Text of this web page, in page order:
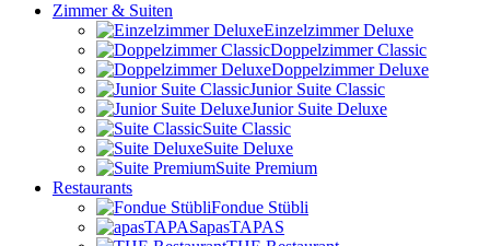
Zimmer & Suiten
Einzelzimmer Deluxe
Doppelzimmer Classic
Doppelzimmer Deluxe
Junior Suite Classic
Junior Suite Deluxe
Suite Classic
Suite Deluxe
Suite Premium
Restaurants
Fondue Stübli
apasTAPAS